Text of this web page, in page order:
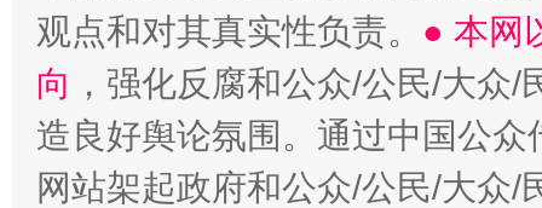
观点和对其真实性负责。 ● 本网
向 ，强化反腐和公众/公民/大众
造良好舆论氛围。通过中国公
网站架起政府和公众/公民/大众